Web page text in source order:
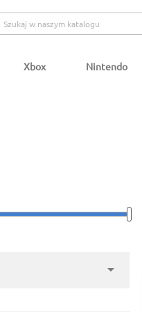
Xbox Nintendo
